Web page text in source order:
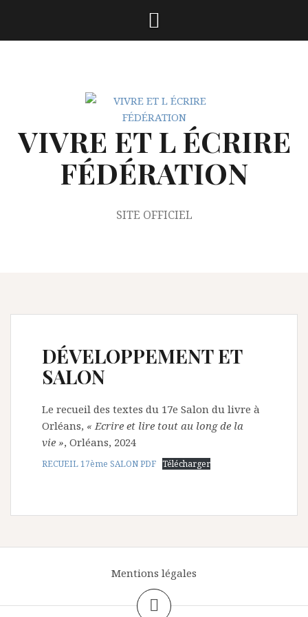
contenu
VIVRE ET L ÉCRIRE
FÉDÉRATION
SITE OFFICIEL
DÉVELOPPEMENT ET
SALON
Le recueil des textes du 17e Salon du livre à
Orléans, « Ecrire et lire tout au long de la
vie », Orléans, 2024
RECUEIL 17ème SALON PDF Télécharger
Mentions légales